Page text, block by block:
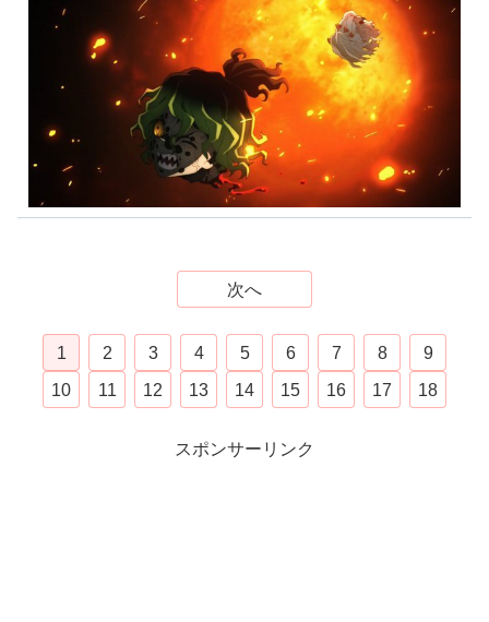
次へ
1 2 3 4 5 6 7 8
9
10
11 12 13 14 15 16 17 18
スポンサーリンク